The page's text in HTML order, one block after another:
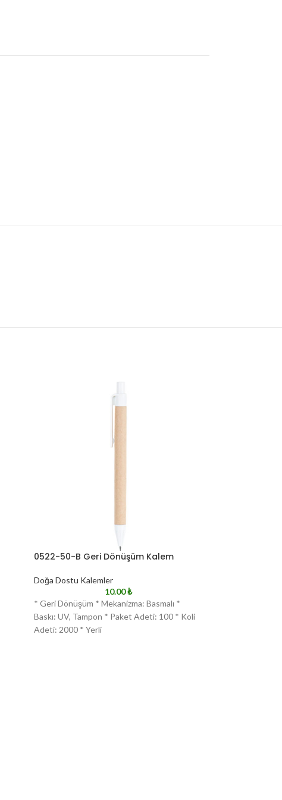
0522-50-B Geri Dönüşüm Kalem
Doğa Dostu Kalemler
10.00₺
* Geri Dönüşüm * Mekanizma: Basmalı *
Baskı: UV, Tampon * Paket Adeti: 100 * Koli
Adeti: 2000 * Yerli